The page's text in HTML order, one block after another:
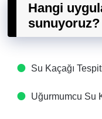
Hangi
sunuyoruz?
Su Kaçağı
Uğurmumcu Su